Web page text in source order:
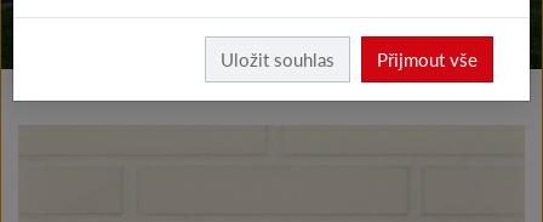
Vyrobky fasáda Klinkerové a lícové pásky typ I
Uložit souhlas Přijmout vše